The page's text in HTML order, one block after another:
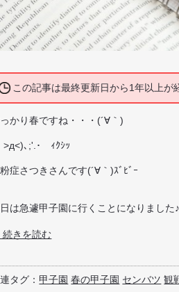
この記事は最終更新日から1年以上が
かり春ですね・・・(´∀｀)
､;'.･ ｨｸｼｯ
症さつきさんです(´∀｀)ｽﾞﾋﾞｰ
は急遽甲子園に行くことになりました♪
きを読む
タグ： 甲子園 春の甲子園 センバツ 観